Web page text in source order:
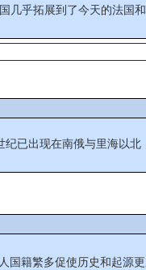
乎拓展到了今天的法国
已出现在南俄与里海以
国籍繁多促使历史和起源